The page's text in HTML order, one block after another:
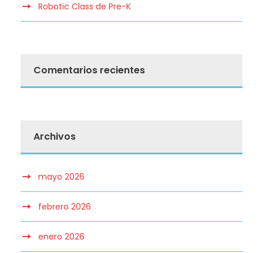
Robotic Class de Pre-K
Comentarios recientes
Archivos
mayo 2026
febrero 2026
enero 2026